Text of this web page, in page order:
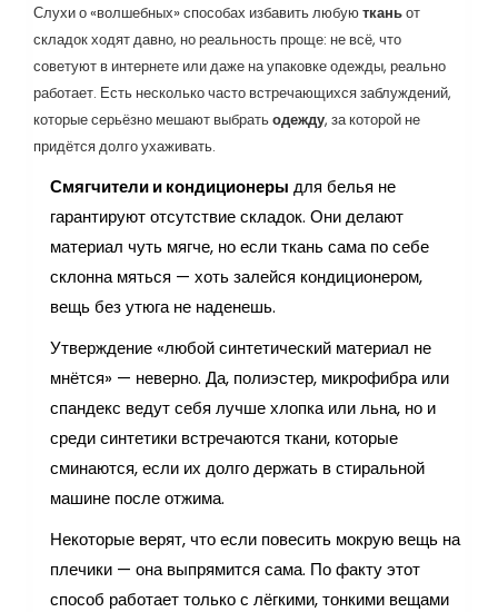
Слухи о «волшебных» способах избавить любуютканьот
складок ходят давно, но реальность проще: не всё, что
советуют в интернете или даже на упаковке одежды, реально
работает. Есть несколько часто встречающихся заблуждений,
которые серьёзно мешают выбратьодежду, за которой не
придётся долго ухаживать.
Смягчители и кондиционеры для белья не
гарантируют отсутствие складок. Они делают
материал чуть мягче, но если ткань сама по себе
склонна мяться — хоть залейся кондиционером,
вещь без утюга не наденешь.
Утверждение «любой синтетический материал не
мнётся» — неверно. Да, полиэстер, микрофибра или
спандекс ведут себя лучше хлопка или льна, но и
среди синтетики встречаются ткани, которые
сминаются, если их долго держать в стиральной
машине после отжима.
Некоторые верят, что если повесить мокрую вещь на
плечики — она выпрямится сама. По факту этот
способ работает только с лёгкими, тонкими вещами